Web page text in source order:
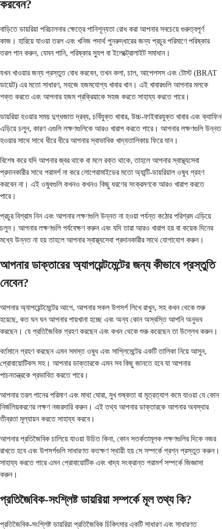
করবেন?
বাড়িতে ডায়রিয়া পরিচালনার ক্ষেত্রে পানিশূন্যতা রোধ করা আপনার সবচেয়ে গুরুত্বপূর্ণ
কাজ। হারিয়ে যাওয়া তরল এবং খনিজ পদার্থ পুনরুদ্ধারের জন্য প্রচুর পরিমাণে পরিষ্কার
তরল পান করুন, যেমন পানি, পরিষ্কার স্যুপ বা ইলেক্ট্রোলাইট সমাধান।
যখন খাওয়ার জন্য প্রস্তুত বোধ করবেন, তখন কলা, চাল, আপেলসস এবং টোস্ট (BRAT
ডায়েট) এর মতো সাধারণ, সহজে হজমযোগ্য খাবার খান। এই খাবারগুলি আপনার মলকে
শক্ত করতে এবং আপনার হজম প্রক্রিয়াকে সহজ করতে সাহায্য করতে পারে।
ডায়রিয়া হওয়ার সময় দুগ্ধজাত দ্রব্য, চর্বিযুক্ত খাবার, উচ্চ-ফাইবারযুক্ত খাবার এবং ক্যাফিন
এড়িয়ে চলুন, কারণ এগুলি লক্ষণগুলিকে আরও খারাপ করতে পারে। আপনার লক্ষণগুলি উন্নত
হওয়ার সাথে সাথে ধীরে ধীরে আপনার স্বাভাবিক খাদ্যতালিকায় ফিরে যান।
বিশেষ করে যদি আপনার জ্বর থাকে বা মলে রক্ত থাকে, তাহলে আপনার স্বাস্থ্যসেবা
প্রদানকারীর সাথে পরামর্শ না করে লোপেরামাইডের মতো অ্যান্টি-ডায়রিয়াল ওষুধ গ্রহণ
করবেন না। এই ওষুধগুলি কখনও কখনও কিছু ধরণের সংক্রমণকে আরও খারাপ করতে
পারে।
প্রচুর বিশ্রাম নিন এবং আপনার লক্ষণগুলি উন্নত না হওয়া পর্যন্ত কঠোর পরিশ্রম এড়িয়ে
চলুন। আপনার লক্ষণগুলি পর্যবেক্ষণ করুন এবং যদি তারা আরও খারাপ হয় বা কয়েক দিনের
মধ্যে উন্নত না হয় তাহলে আপনার স্বাস্থ্যসেবা প্রদানকারীর সাথে যোগাযোগ করুন।
আপনার ডাক্তারের অ্যাপয়েন্টমেন্টের জন্য কীভাবে প্রস্তুতি
নেবেন?
আপনার অ্যাপয়েন্টমেন্টের আগে, আপনার সকল উপসর্গ লিখে রাখুন, সহ কখন থেকে শুরু
হয়েছে, কত ঘন ঘন আপনার পায়খানা হচ্ছে এবং অন্য কোন অস্বস্তি আপনি অনুভব
করছেন। যে প্রতিজৈবিক গ্রহণ করছেন এবং কখন থেকে শুরু করেছেন তা উল্লেখ করুন।
বর্তমানে গ্রহণ করছেন এমন সমস্ত ওষুধ এবং সাপ্লিমেন্টের একটি তালিকা নিয়ে আসুন,
প্রোবায়োটিকস সহ। আপনার ডাক্তারকে এমন সব কিছু জানতে হবে যা আপনার
পাচনতন্ত্রকে প্রভাবিত করতে পারে।
আপনার তরল পানের পরিমাণ এবং মাথা ঘোরা, মুখ শুষ্কতা বা মূত্রত্যাগ কমে যাওয়া যে কোন
নির্জলিয়করণের লক্ষণ নজরদারি করুন। এই তথ্য আপনার ডাক্তারকে আপনার অবস্থার
তীব্রতা মূল্যায়ন করতে সাহায্য করবে।
আপনার প্রতিজৈবিক চালিয়ে যাওয়া উচিত কিনা, কোন সতর্কতামূলক লক্ষণগুলির দিকে নজর
রাখতে হবে এবং উপসর্গগুলি সাধারণত কতক্ষণ স্থায়ী হয় সে সম্পর্কে প্রশ্ন প্রস্তুত করুন।
সাহায্য করতে পারে এমন প্রোবায়োটিক এবং খাদ্য সংক্রান্ত পরামর্শ সম্পর্কে জিজ্ঞাসা
করুন।
প্রতিজৈবিক-সংশ্লিষ্ট ডায়রিয়া সম্পর্কে মূল তথ্য কি?
প্রতিজৈবিক-সংশ্লিষ্ট ডায়রিয়া প্রতিজৈবিক চিকিৎসার একটি সাধারণ এবং সাধারণত